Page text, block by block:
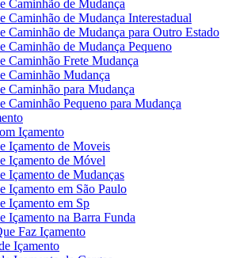
Caminhão de Mudança
Caminhão de Mudança Interestadual
Caminhão de Mudança para Outro Estado
Caminhão de Mudança Pequeno
Caminhão Frete Mudança
Caminhão Mudança
Caminhão para Mudança
Caminhão Pequeno para Mudança
Içamento
Içamento de Moveis
Içamento de Móvel
Içamento de Mudanças
Içamento em São Paulo
Içamento em Sp
Içamento na Barra Funda
Faz Içamento
Içamento